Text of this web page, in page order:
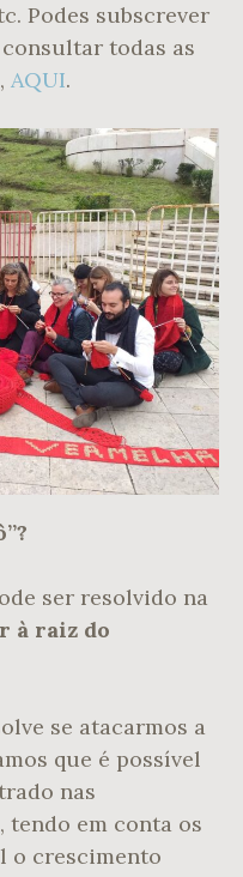
Podes subscrever
todas as
AQUI.
ser resolvido na
à raiz do
se atacarmos a
que é possível
nas
tendo em conta os
o crescimento